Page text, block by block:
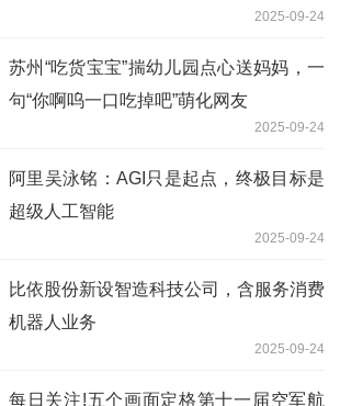
2025-09-24
苏州“吃货宝宝”揣幼儿园点心送妈妈，一
句“你啊呜一口吃掉吧”萌化网友
2025-09-24
阿里吴泳铭：AGI只是起点，终极目标是
超级人工智能
2025-09-24
比依股份新设智造科技公司，含服务消费
机器人业务
2025-09-24
每日关注!五个画面定格第十一届空军航